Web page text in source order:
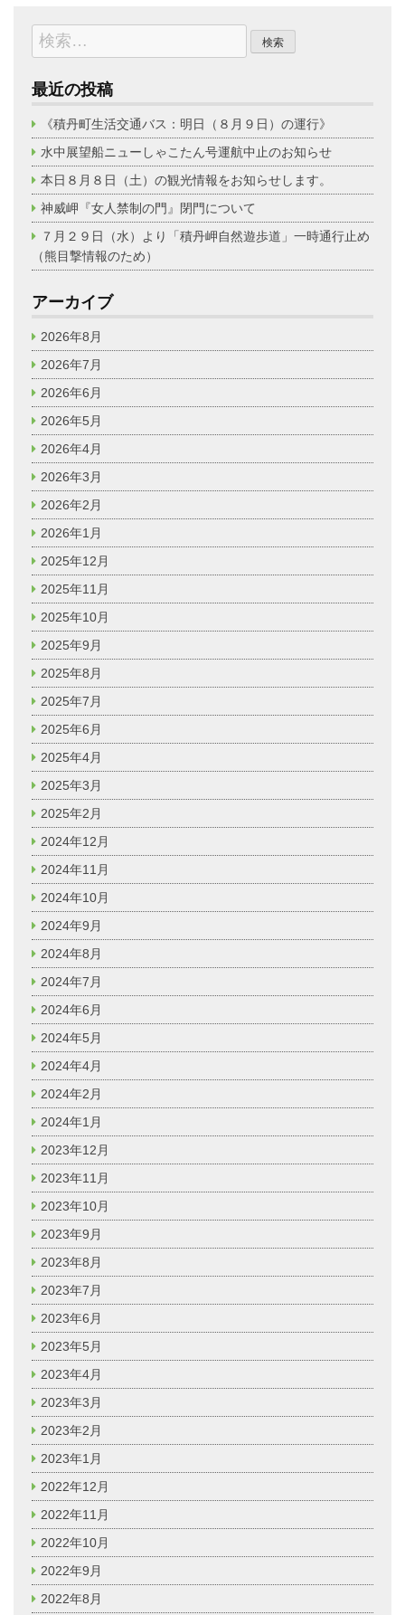
検
索:
最近の投稿
《積丹町生活交通バス：明日（８月９日）の運行》
水中展望船ニューしゃこたん号運航中止のお知らせ
本日８月８日（土）の観光情報をお知らせします。
神威岬『女人禁制の門』閉門について
７月２９日（水）より「積丹岬自然遊歩道」一時通行止め
（熊目撃情報のため）
アーカイブ
2026年8月
2026年7月
2026年6月
2026年5月
2026年4月
2026年3月
2026年2月
2026年1月
2025年12月
2025年11月
2025年10月
2025年9月
2025年8月
2025年7月
2025年6月
2025年4月
2025年3月
2025年2月
2024年12月
2024年11月
2024年10月
2024年9月
2024年8月
2024年7月
2024年6月
2024年5月
2024年4月
2024年2月
2024年1月
2023年12月
2023年11月
2023年10月
2023年9月
2023年8月
2023年7月
2023年6月
2023年5月
2023年4月
2023年3月
2023年2月
2023年1月
2022年12月
2022年11月
2022年10月
2022年9月
2022年8月